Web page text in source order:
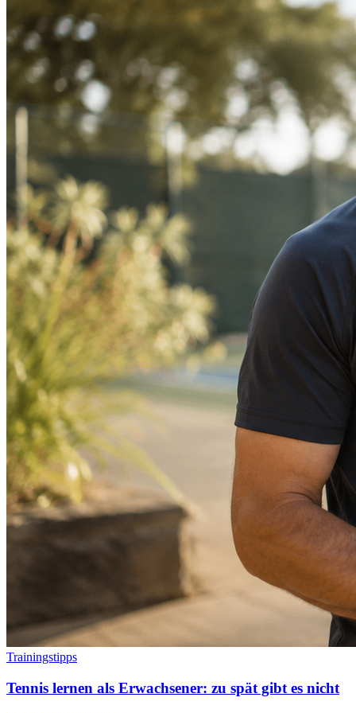
Trainingstipps
Tennis lernen als Erwachsener: zu spät gibt es nicht